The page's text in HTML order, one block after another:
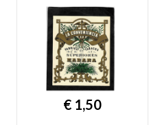
€ 1,50